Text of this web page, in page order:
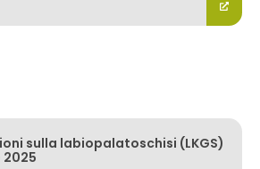
sulla labiopalatoschisi (LKGS)